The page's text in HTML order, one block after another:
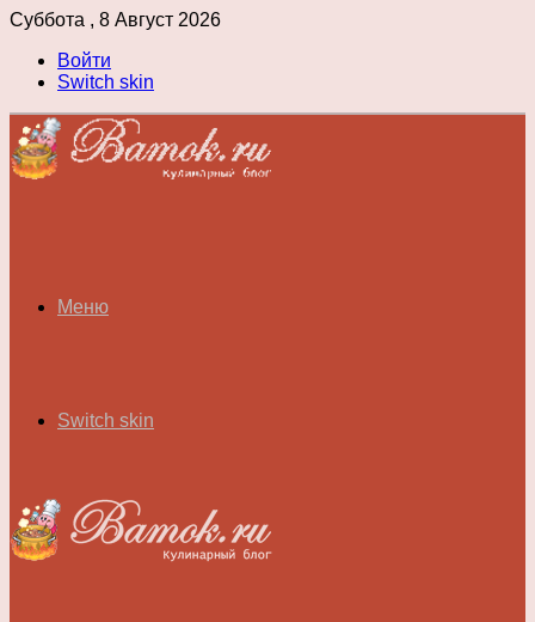
Суббота , 8 Август 2026
Войти
Switch skin
Меню
Switch skin